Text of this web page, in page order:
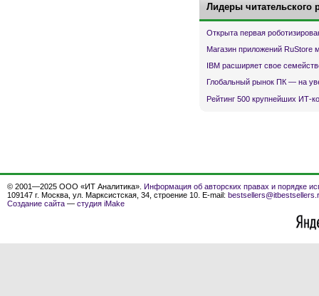
Лидеры читательского
Открыта первая
Магазин приложений RuStore
IBM расширяет свое
Глобальный рынок ПК — на
Рейтинг 500 крупнейших ИТ-
© 2001—2025 ООО «ИТ Аналитика». Информация об авторских правах и порядке
109147 г. Москва, ул. Марксистская, 34, строение 10. E-mail:
Создание сайта — студия iMake